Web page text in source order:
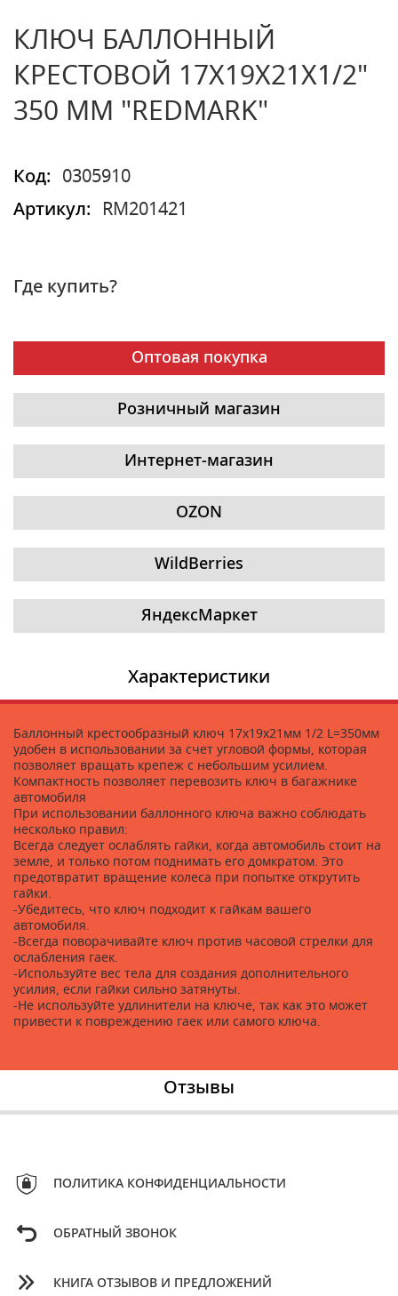
КЛЮЧ БАЛЛОННЫЙ
КРЕСТОВОЙ 17Х19Х21Х1/2"
350 ММ "REDMARK"
Код:
0305910
Артикул:
RM201421
Где купить?
Оптовая покупка
Розничный магазин
Интернет-магазин
OZON
WildBerries
ЯндексМаркет
Характеристики
Баллонный крестообразный ключ 17х19х21мм 1/2 L=350мм
удобен в использовании за счет угловой формы, которая
позволяет вращать крепеж с небольшим усилием.
Компактность позволяет перевозить ключ в багажнике
автомобиля
При использовании баллонного ключа важно соблюдать
несколько правил:
Всегда следует ослаблять гайки, когда автомобиль стоит на
земле, и только потом поднимать его домкратом. Это
предотвратит вращение колеса при попытке открутить
гайки.
-Убедитесь, что ключ подходит к гайкам вашего
автомобиля.
-Всегда поворачивайте ключ против часовой стрелки для
ослабления гаек.
-Используйте вес тела для создания дополнительного
усилия, если гайки сильно затянуты.
-Не используйте удлинители на ключе, так как это может
привести к повреждению гаек или самого ключа.
Отзывы
ПОЛИТИКА КОНФИДЕНЦИАЛЬНОСТИ
ОБРАТНЫЙ ЗВОНОК
КНИГА ОТЗЫВОВ И ПРЕДЛОЖЕНИЙ